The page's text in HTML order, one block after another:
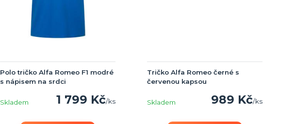
Polo tričko Alfa Romeo F1 modré
s nápisem na srdci
1 799 Kč/ks
Skladem
Tričko Alfa Romeo černé s
červenou kapsou
989 Kč/ks
Skladem